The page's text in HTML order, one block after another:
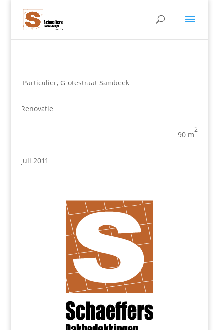
Particulier, Grotestraat Sambeek
Renovatie
90 m
2
juli 2011